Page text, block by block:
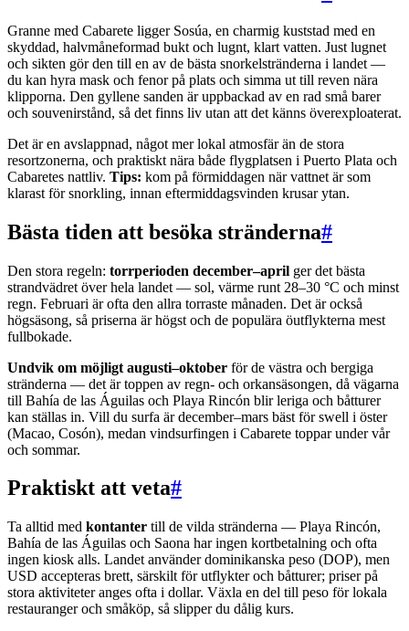
Granne med Cabarete ligger Sosúa, en charmig kuststad med en
skyddad, halvmåneformad bukt och lugnt, klart vatten. Just lugnet
och sikten gör den till en av de bästa snorkelstränderna i landet —
du kan hyra mask och fenor på plats och simma ut till reven nära
klipporna. Den gyllene sanden är uppbackad av en rad små barer
och souvenirstånd, så det finns liv utan att det känns överexploaterat.
Det är en avslappnad, något mer lokal atmosfär än de stora
resortzonerna, och praktiskt nära både flygplatsen i Puerto Plata och
Cabaretes nattliv. Tips: kom på förmiddagen när vattnet är som
klarast för snorkling, innan eftermiddagsvinden krusar ytan.
Bästa tiden att besöka stränderna#
Den stora regeln: torrperioden december–april ger det bästa
strandvädret över hela landet — sol, värme runt 28–30 °C och minst
regn. Februari är ofta den allra torraste månaden. Det är också
högsäsong, så priserna är högst och de populära öutflykterna mest
fullbokade.
Undvik om möjligt augusti–oktober för de västra och bergiga
stränderna — det är toppen av regn- och orkansäsongen, då vägarna
till Bahía de las Águilas och Playa Rincón blir leriga och båtturer
kan ställas in. Vill du surfa är december–mars bäst för swell i öster
(Macao, Cosón), medan vindsurfingen i Cabarete toppar under vår
och sommar.
Praktiskt att veta#
Ta alltid med kontanter till de vilda stränderna — Playa Rincón,
Bahía de las Águilas och Saona har ingen kortbetalning och ofta
ingen kiosk alls. Landet använder dominikanska peso (DOP), men
USD accepteras brett, särskilt för utflykter och båtturer; priser på
stora aktiviteter anges ofta i dollar. Växla en del till peso för lokala
restauranger och småköp, så slipper du dålig kurs.